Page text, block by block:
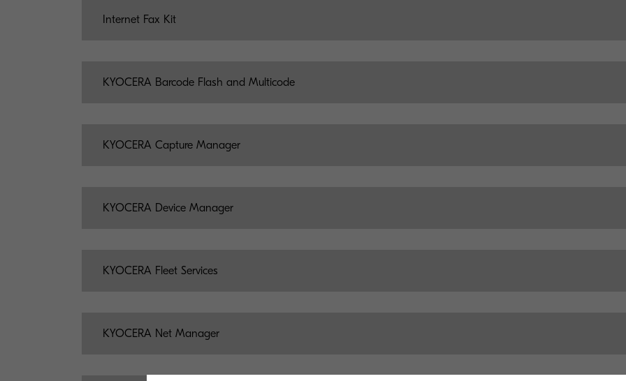
Internet Fax Kit
KYOCERA Barcode Flash and Multicode
KYOCERA Capture Manager
KYOCERA Device Manager
KYOCERA Fleet Services
KYOCERA Net Manager